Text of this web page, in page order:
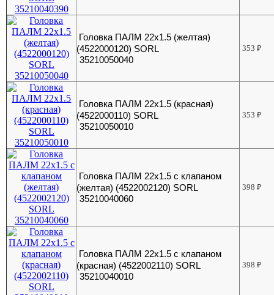
Головка ПАЛМ 22х1.5 (желтая)
(4522000120) SORL
35210050040
353₽
Головка ПАЛМ 22х1.5 (красная)
(4522000110) SORL
35210050010
353₽
Головка ПАЛМ 22х1.5 с клапаном
(желтая) (4522002120) SORL
35210040060
398₽
Головка ПАЛМ 22х1.5 с клапаном
(красная) (4522002110) SORL
35210040010
398₽